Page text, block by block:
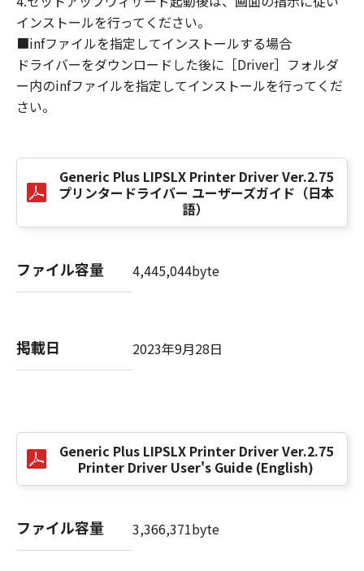
損害の可能性について知らされていた場合でも
同様です。
(3) キヤノン、キヤノンのライセンサー、キヤノ
ンの子会社、キヤノンの関連会社、それらの販
売代理店または販売店のいずれも、「本ソフト
ウェア」、または「本ソフトウェア」の使用に
ないものとします。
８．契約期間
(1) 本契約書は、お客様が、『同意』を示す下
フトウェア」をインストールした時点で発効
し、下記(2)または(3)により終了されるまで有
複製物のすべてを廃棄および消去することによ
り、本契約書を終了させることができます。
した場合、速やかに、「本ソフトウェア」およ
びその複製物のすべてを廃棄または消去するも
のとします。
定は、本契約書の終了後も効力を有します。
インストールを行ってください。
■infファイルを指定してインストールする場合
ドライバーをダウンロードした後に［Driver］フォルダ
ー内のinfファイルを指定してインストールを行ってくだ
さい。
Generic Plus LIPSLX Printer Driver Ver.2.75
プリンタードライバー ユーザーズガイド（日本
語）
ファイル容量 4,445,044byte
掲載日 2023年9月28日
Generic Plus LIPSLX Printer Driver Ver.2.75
Printer Driver User's Guide (English)
ファイル容量 3,366,371byte